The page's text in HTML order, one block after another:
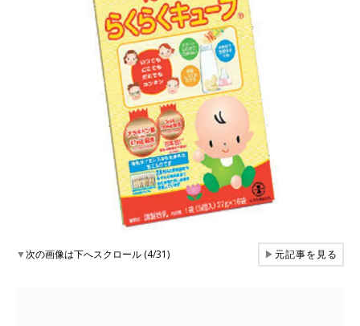
▼次の画像は下へスクロール (4/31) ▶元記事を見る